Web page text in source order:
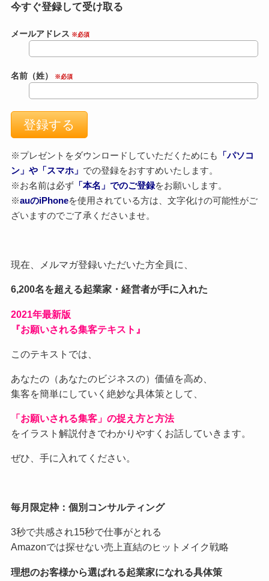
今すぐ登録して受け取る
メールアドレス ※必須
名前（姓） ※必須
※プレゼントをダウンロードしていただくためにも
「パソコ
ン」や「スマホ」 での登録をおすすめいたします。
※お名前は必ず「本名」でのご登録をお願いします。
※auのiPhoneを使用されている方は、文字化けの可能性がご
ざいますのでご了承くださいませ。
現在、メルマガ登録いただいた方全員に、
6,200名を超える起業家・経営者が手に入れた
2021年最新版
『お願いされる集客テキスト』
このテキストでは、
あなたの（あなたのビジネスの）価値を高め、
集客を簡単にしていく絶妙な具体策として、
「お願いされる集客」の捉え方と方法
をイラスト解説付きでわかりやすくお話していきます。
ぜひ、手に入れてください。
毎月限定枠：個別コンサルティング
3秒で共感され15秒で仕事がとれる
Amazonでは探せない売上直結のヒットメイク戦略
理想のお客様から選ばれる起業家になれる具体策